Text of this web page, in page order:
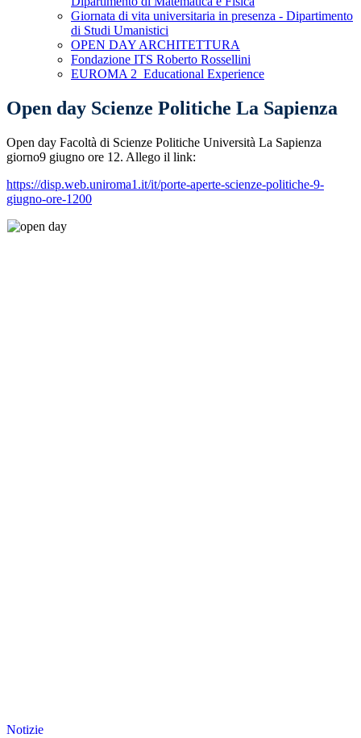
Giornata di vita universitaria in presenza - Dipartimento
di Studi Umanistici
OPEN DAY ARCHITETTURA
Fondazione ITS Roberto Rossellini
EUROMA 2_Educational Experience
Open day Scienze Politiche La Sapienza
Open day Facoltà di Scienze Politiche Università La Sapienza
giorno9 giugno ore 12. Allego il link:
https://disp.web.uniroma1.it/it/porte-aperte-scienze-politiche-9-
giugno-ore-1200
Notizie